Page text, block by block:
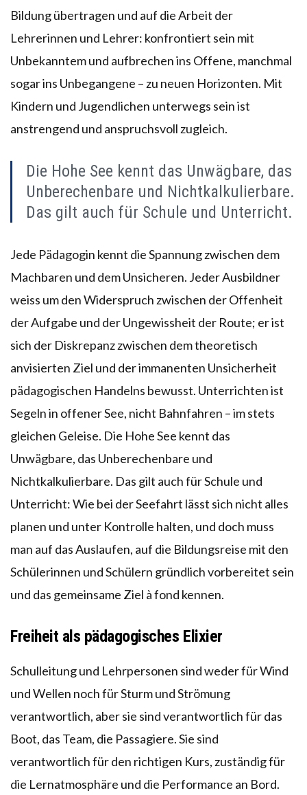
Bildung übertragen und auf die Arbeit der
Lehrerinnen und Lehrer: konfrontiert sein mit
Unbekanntem und aufbrechen ins Offene, manchmal
sogar ins Unbegangene – zu neuen Horizonten. Mit
Kindern und Jugendlichen unterwegs sein ist
anstrengend und anspruchsvoll zugleich.
Die Hohe See kennt das Unwägbare, das
Unberechenbare und Nichtkalkulierbare.
Das gilt auch für Schule und Unterricht.
Jede Pädagogin kennt die Spannung zwischen dem
Machbaren und dem Unsicheren. Jeder Ausbildner
weiss um den Widerspruch zwischen der Offenheit
der Aufgabe und der Ungewissheit der Route; er ist
sich der Diskrepanz zwischen dem theoretisch
anvisierten Ziel und der immanenten Unsicherheit
pädagogischen Handelns bewusst. Unterrichten ist
Segeln in offener See, nicht Bahnfahren – im stets
gleichen Geleise. Die Hohe See kennt das
Unwägbare, das Unberechenbare und
Nichtkalkulierbare. Das gilt auch für Schule und
Unterricht: Wie bei der Seefahrt lässt sich nicht alles
planen und unter Kontrolle halten, und doch muss
man auf das Auslaufen, auf die Bildungsreise mit den
Schülerinnen und Schülern gründlich vorbereitet sein
und das gemeinsame Ziel à fond kennen.
Freiheit als pädagogisches Elixier
Schulleitung und Lehrpersonen sind weder für Wind
und Wellen noch für Sturm und Strömung
verantwortlich, aber sie sind verantwortlich für das
Boot, das Team, die Passagiere. Sie sind
verantwortlich für den richtigen Kurs, zuständig für
die Lernatmosphäre und die Performance an Bord.